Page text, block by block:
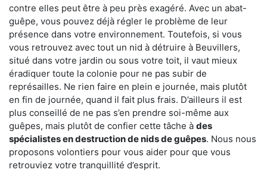
contre elles peut être à peu près exagéré. Avec un abat-
guêpe, vous pouvez déjà régler le problème de leur
présence dans votre environnement. Toutefois, si vous
vous retrouvez avec tout un nid à détruire à Beuvillers,
situé dans votre jardin ou sous votre toit, il vaut mieux
éradiquer toute la colonie pour ne pas subir de
représailles. Ne rien faire en plein e journée, mais plutôt
en fin de journée, quand il fait plus frais. D’ailleurs il est
plus conseillé de ne pas s’en prendre soi-même aux
guêpes, mais plutôt de confier cette tâche à des
spécialistes en destruction de nids de guêpes. Nous nous
proposons volontiers pour vous aider pour que vous
retrouviez votre tranquillité d’esprit.